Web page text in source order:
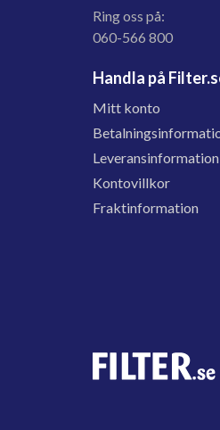
Ring oss på:
060-566 800
Handla på
Mitt konto
Leveransinformation
Kontovillkor
Fraktinformation